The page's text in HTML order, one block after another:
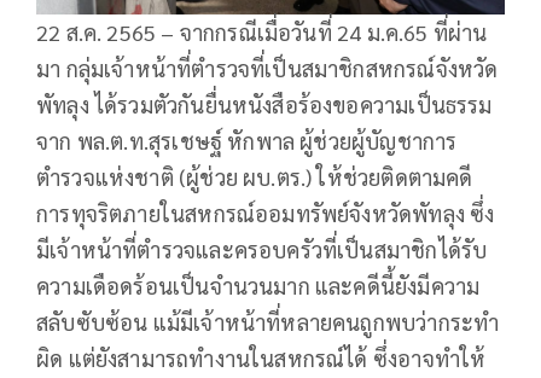
22 ส.ค. 2565 – จากกรณีเมื่อวันที่ 24 ม.ค.65 ที่ผ่าน
มา กลุ่มเจ้าหน้าที่ตำรวจที่เป็นสมาชิกสหกรณ์จังหวัด
พัทลุง ได้รวมตัวกันยื่นหนังสือร้องขอความเป็นธรรม
จาก พล.ต.ท.สุรเชษฐ์ หักพาล ผู้ช่วยผู้บัญชาการ
ตำรวจแห่งชาติ (ผู้ช่วย ผบ.ตร.) ให้ช่วยติดตามคดี
การทุจริตภายในสหกรณ์ออมทรัพย์จังหวัดพัทลุง ซึ่ง
มีเจ้าหน้าที่ตำรวจและครอบครัวที่เป็นสมาชิกได้รับ
ความเดือดร้อนเป็นจำนวนมาก และคดีนี้ยังมีความ
สลับซับซ้อน แม้มีเจ้าหน้าที่หลายคนถูกพบว่ากระทำ
ผิด แต่ยังสามารถทำงานในสหกรณ์ได้ ซึ่งอาจทำให้